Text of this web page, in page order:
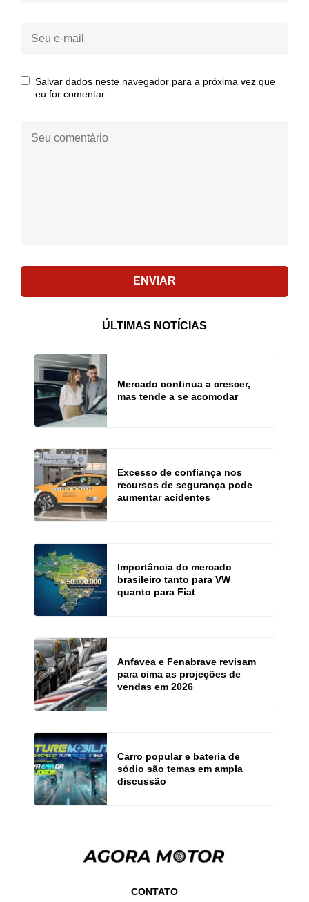
Seu
Salvar dados neste navegador para a próxima vez que
eu for comentar.
comentário:
ENVIAR
ÚLTIMAS NOTÍCIAS
Mercado continua a crescer,
mas tende a se acomodar
Excesso de confiança nos
recursos de segurança pode
aumentar acidentes
Importância do mercado
brasileiro tanto para VW
quanto para Fiat
Anfavea e Fenabrave revisam
para cima as projeções de
vendas em 2026
Carro popular e bateria de
sódio são temas em ampla
discussão
CONTATO